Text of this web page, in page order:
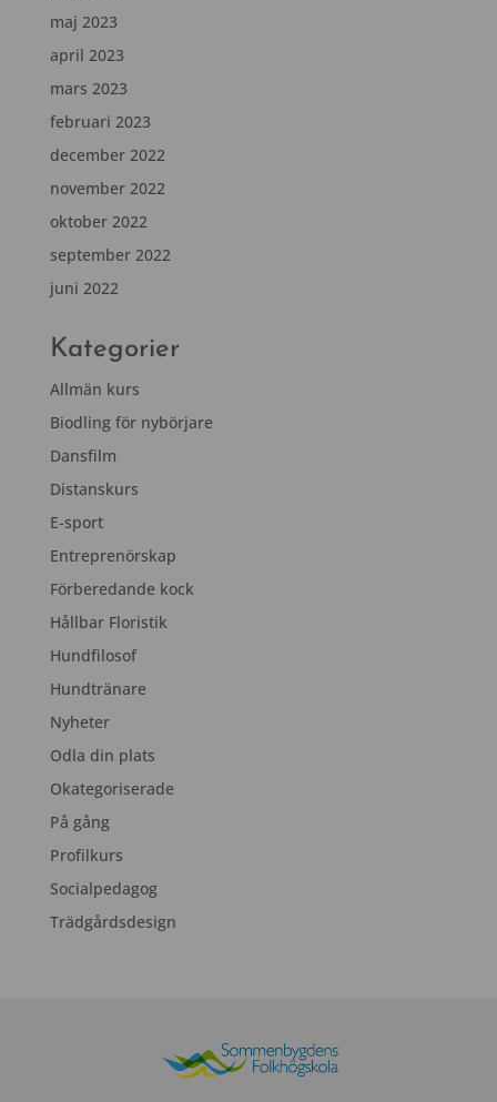
maj 2023
april 2023
mars 2023
februari 2023
december 2022
november 2022
oktober 2022
september 2022
juni 2022
Kategorier
Allmän kurs
Biodling för nybörjare
Dansfilm
Distanskurs
E-sport
Entreprenörskap
Förberedande kock
Hållbar Floristik
Hundfilosof
Hundtränare
Nyheter
Odla din plats
Okategoriserade
På gång
Profilkurs
Socialpedagog
Trädgårdsdesign